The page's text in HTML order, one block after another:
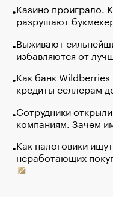
Казино проиграло.
разрушают
Выживают
избавляются от
Как банк
кредиты селлерам
Сотрудники
компаниям. Зачем
Как налоговики
неработающих